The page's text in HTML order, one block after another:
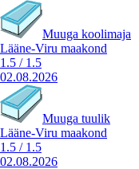
Muuga koolimaja
Lääne-Viru maakond
1.5 / 1.5
02.08.2026
Muuga tuulik
Lääne-Viru maakond
1.5 / 1.5
02.08.2026